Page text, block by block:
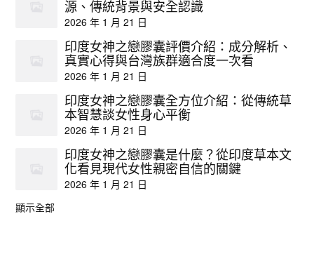
源、傳統背景與安全認識
2026 年 1 月 21 日
印度女神之戀膠囊評價介紹：成分解析、
真實心得與台灣族群適合度一次看
2026 年 1 月 21 日
印度女神之戀膠囊全方位介紹：從傳統草
本智慧談女性身心平衡
2026 年 1 月 21 日
印度女神之戀膠囊是什麼？從印度草本文
化看見現代女性親密自信的關鍵
2026 年 1 月 21 日
顯示全部